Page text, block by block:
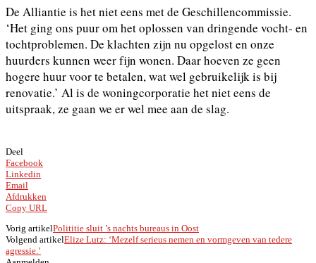
De Alliantie is het niet eens met de Geschillencommissie.
‘Het ging ons puur om het oplossen van dringende vocht- en
tochtproblemen. De klachten zijn nu opgelost en onze
huurders kunnen weer fijn wonen. Daar hoeven ze geen
hogere huur voor te betalen, wat wel gebruikelijk is bij
renovatie.’ Al is de woningcorporatie het niet eens de
uitspraak, ze gaan we er wel mee aan de slag.
Deel
Facebook
Linkedin
Email
Afdrukken
Copy URL
Vorig artikelPolititie sluit ’s nachts bureaus in Oost
Volgend artikelElize Lutz: ‘Mezelf serieus nemen en vormgeven van tedere
agressie.’